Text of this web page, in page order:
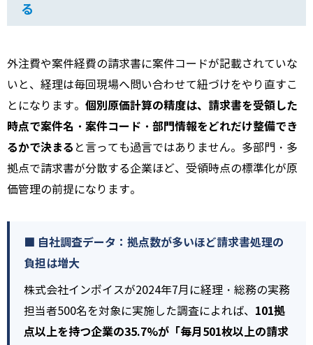
る
外注費や案件経費の請求書に案件コードが記載されていな
いと、経理は毎回現場へ問い合わせて紐づけをやり直すこ
とになります。 個別原価計算の精度は、請求書を受領した
時点で案件名・案件コード・部門情報をどれだけ整備でき
るかで決まる と言っても過言ではありません。多部門・多
拠点で請求書が分散する企業ほど、受領時点の標準化が原
価管理の前提になります。
■ 自社調査データ：拠点数が多いほど請求書処理の
負担は増大
株式会社インボイスが2024年7月に経理・総務の実務
担当者500名を対象に実施した調査によれば、 101拠
点以上を持つ企業の35.7%が「毎月501枚以上の請求